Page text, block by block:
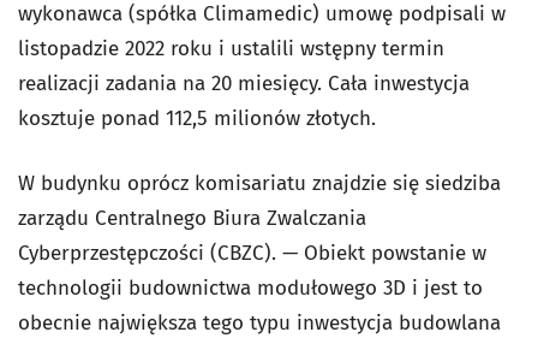
wykonawca (spółka Climamedic) umowę podpisali w
listopadzie 2022 roku i ustalili wstępny termin
realizacji zadania na 20 miesięcy. Cała inwestycja
kosztuje ponad 112,5 milionów złotych.
W budynku oprócz komisariatu znajdzie się siedziba
zarządu Centralnego Biura Zwalczania
Cyberprzestępczości (CBZC). — Obiekt powstanie w
technologii budownictwa modułowego 3D i jest to
obecnie największa tego typu inwestycja budowlana